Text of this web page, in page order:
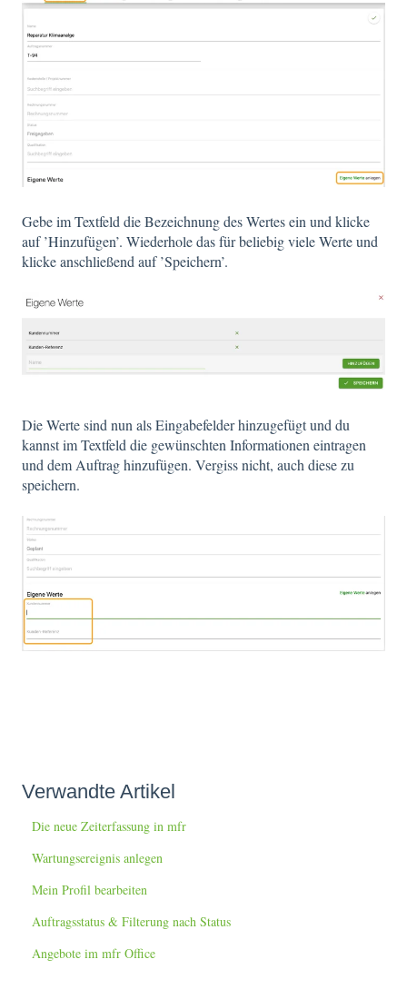
Gebe im Textfeld die Bezeichnung des Wertes ein und klicke
auf ’Hinzufügen’. Wiederhole das für beliebig viele Werte und
klicke anschließend auf ’Speichern’.
Die Werte sind nun als Eingabefelder hinzugefügt und du
kannst im Textfeld die gewünschten Informationen eintragen
und dem Auftrag hinzufügen. Vergiss nicht, auch diese zu
speichern.
Verwandte Artikel
Die neue Zeiterfassung in mfr
Wartungsereignis anlegen
Mein Profil bearbeiten
Auftragsstatus & Filterung nach Status
Angebote im mfr Office